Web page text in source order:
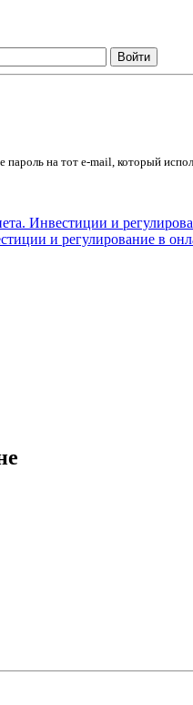
на тот e-mail, который
и регулирование в